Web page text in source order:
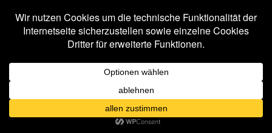
LETZTE ASHBURY
HEIGHTS
9 BILDER
9 BILDER
EISFABRIK
9 BILDER